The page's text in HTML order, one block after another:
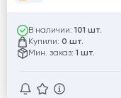
В наличии: 101 шт.
Купили: 0 шт.
Мин. заказ: 1 шт.